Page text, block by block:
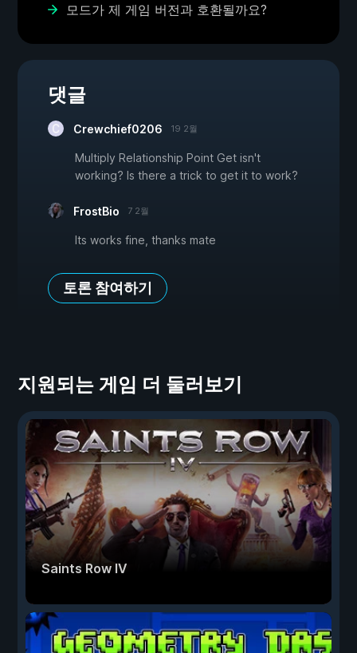
모드가 제 게임 버전과 호환될까요?
댓글
Crewchief0206 19 2월
Multiply Relationship Point Get isn't
working? Is there a trick to get it to work?
FrostBio 7 2월
Its works fine, thanks mate
토론 참여하기
지원되는 게임 더 둘러보기
Saints Row IV